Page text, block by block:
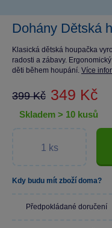
Dohány Dětská
Klasická dětská houpačka
radosti a zábavy.
děti během houpání. Více
399 Kč 349 Kč
skladem > 10 kusů
Kdy budu mít zboží doma?
Předpokládané doručení